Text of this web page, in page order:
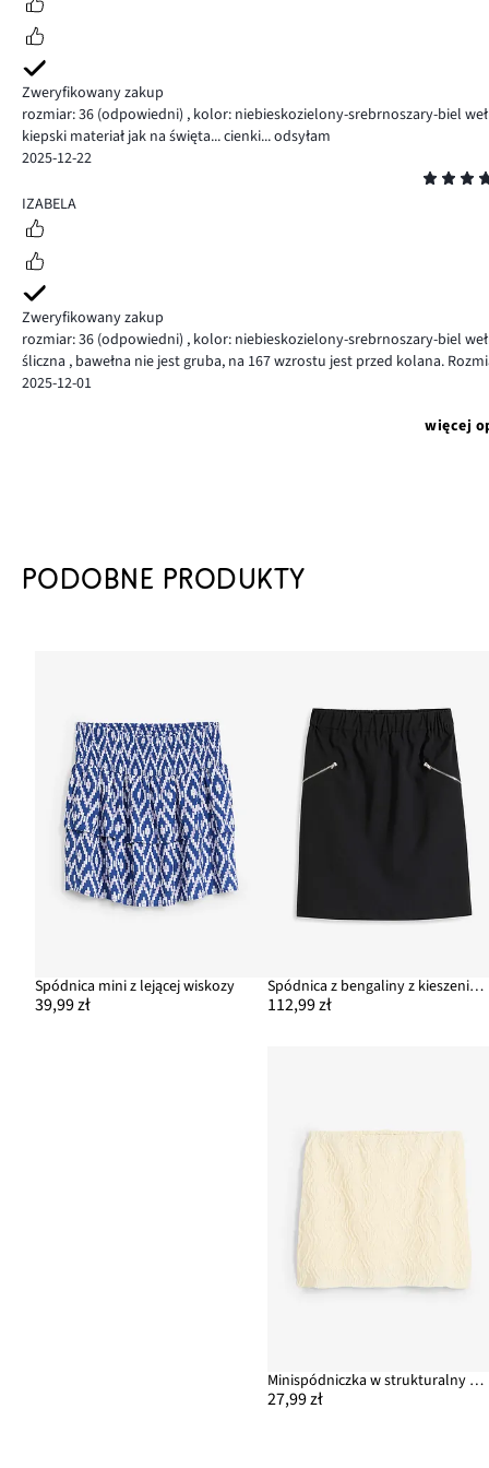
Zweryfikowany zakup
rozmiar: 36 (odpowiedni) , kolor: niebieskozielony-srebrnoszary-biel
kiepski materiał jak na święta... cienki... odsyłam
2025-12-22
5
IZABELA
Zweryfikowany zakup
rozmiar: 36 (odpowiedni) , kolor: niebieskozielony-srebrnoszary-biel
śliczna , bawełna nie jest gruba, na 167 wzrostu jest przed kolana.
2025-12-01
więcej
PODOBNE PRODUKTY
Spódnica mini z lejącej wiskozy
39,99 zł
Spódnica z bengaliny z kieszeniami z zamkiem
112,99 zł
Minispódniczka w strukturalny wzór
27,99 zł